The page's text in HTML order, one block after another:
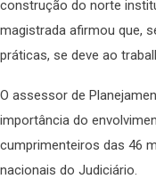
construção do norte
magistrada afirmou que,
práticas, se deve ao
O assessor de
importância do
cumprimenteiros das 46
nacionais do Judiciário.